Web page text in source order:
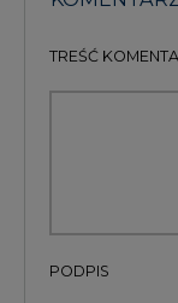
TREŚĆ
PODPIS